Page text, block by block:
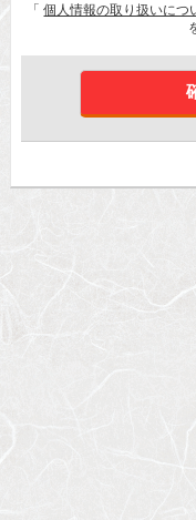
「個人情報の取り扱いにつ